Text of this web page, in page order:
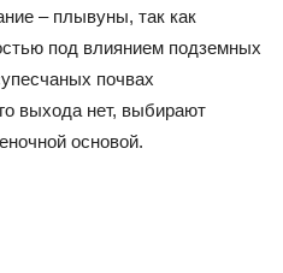
– плывуны, так как
под влиянием подземных
почвах
выхода нет, выбирают
основой.